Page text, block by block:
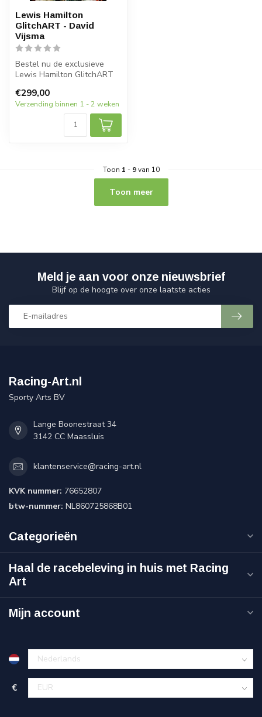
Lewis Hamilton
GlitchART - David
Vijsma
Bestel nu de exclusieve
Lewis Hamilton GlitchART
bet...
€299,00
Verzending binnen 1 - 2 weken
Toon 1 - 9van 10
Toon meer
Meld je aan voor onze nieuwsbrief
Blijf op de hoogte over onze laatste acties
Racing-Art.nl
Sporty Arts BV
Lange Boonestraat 34
3142 CC Maassluis
klantenservice@racing-art.nl
KVK nummer: 76652807
btw-nummer: NL860725868B01
Categorieën
Haal de racebeleving in huis met Racing
Art
Mijn account
€